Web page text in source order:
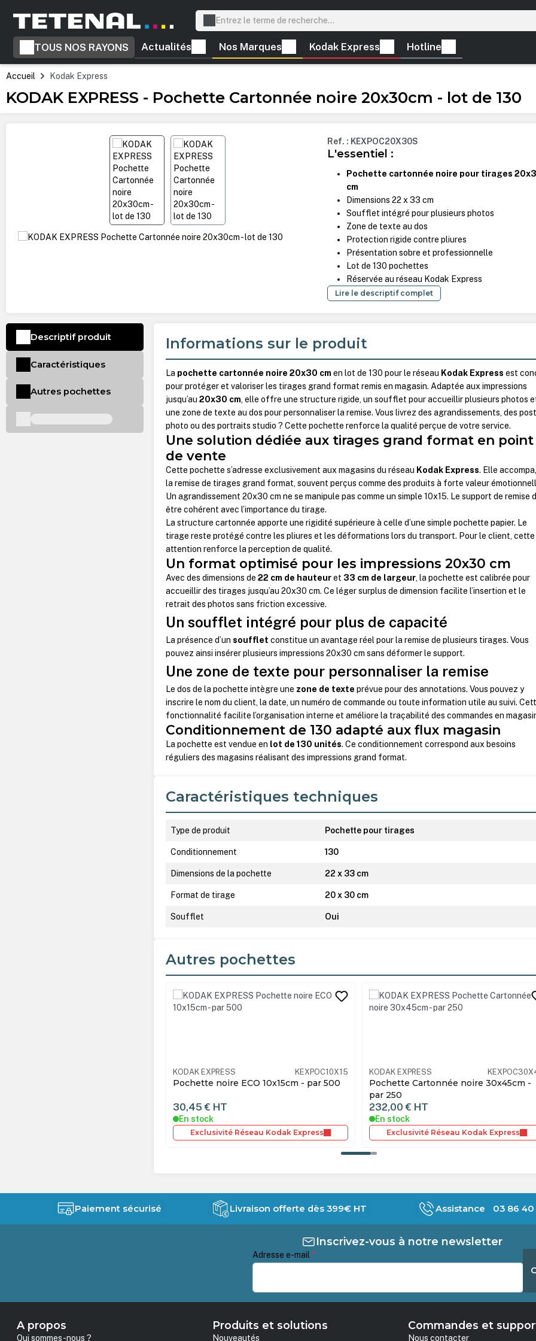
Passer à la navigation principale
TOUS NOS RAYONS Actualités Nos Marques Kodak Express Hotline
Accueil Kodak Express
KODAK EXPRESS - Pochette Cartonnée noire 20x30cm - lot de 130
Ignorer la galerie d'images Ref. : KEXPOC20X30S
L'essentiel :
Pochette cartonnée noire pour tirages
cm
Dimensions 22 x 33 cm
Soufflet intégré pour plusieurs photos
Zone de texte au dos
Protection rigide contre pliures
Présentation sobre et professionnelle
Lot de 130 pochettes
Réservée au réseau Kodak Express
Lire le descriptif complet
Informations sur le produit
La pochette cartonnée noire 20x30 cm en lot de 130 pour le réseau Kodak Express est
pour protéger et valoriser les tirages grand format remis en magasin. Adaptée aux impressions
jusqu’au20x30 cm, elle offre une structure rigide, un soufflet pour accueillir plusieurs photos
une zone de texte au dos pour personnaliser la remise. Vous livrez des agrandissements, des
photo ou des portraits studio ? Cette pochette renforce la qualité perçue de votre service.
Une solution dédiée aux tirages grand format en point
de vente
Cette pochette s’adresse exclusivement aux magasins du réseau Kodak Express. Elle
la remise de tirages grand format, souvent perçus comme des produits à forte valeur
Un agrandissement 20x30 cm ne se manipule pas comme un simple 10x15. Le support de remise
être cohérent avec l’importance du tirage.
La structure cartonnée apporte une rigidité supérieure à celle d’une simple pochette papier. Le
tirage reste protégé contre les pliures et les déformations lors du transport. Pour le client, cette
attention renforce la perception de qualité.
Un format optimisé pour les impressions 20x30 cm
Avec des dimensions de22 cm de hauteuret 33 cm de largeur, la pochette est calibrée pour
accueillir des tirages jusqu’au 20x30 cm. Ce léger surplus de dimension facilite l’insertion et le
retrait des photos sans friction excessive.
Un soufflet intégré pour plus de capacité
La présence d’unsoufflet constitue un avantage réel pour la remise de plusieurs tirages. Vous
pouvez ainsi insérer plusieurs impressions 20x30 cm sans déformer le support.
Une zone de texte pour personnaliser la remise
Le dos de la pochette intègre une zone de texte prévue pour des annotations. Vous pouvez y
inscrire le nom du client, la date, un numéro de commande ou toute information utile au suivi.
fonctionnalité facilite l’organisation interne et améliore la traçabilité des commandes en
Conditionnement de 130 adapté aux flux magasin
La pochette est vendue en lot de 130 unités. Ce conditionnement correspond aux besoins
réguliers des magasins réalisant des impressions grand format.
Caractéristiques techniques
Type de produit Pochette pour tirages
Conditionnement 130
Dimensions de la pochette 22 x 33 cm
Format de tirage 20 x 30 cm
Soufflet Oui
Autres pochettes
Ignorer la galerie de produits
KODAK EXPRESS KEXPOC30X45
Pochette Cartonnée noire 30x45cm -
232,00 €HT
En stock
Exclusivité Réseau Kodak Express
KODAK EXPRESS
Pochette 13x18cm avec porte négatif
Lot de 500
38,80 €HT
En stock
Exclusivité Réseau Kodak Express
Descriptif produit
Caractéristiques
Autres pochettes
Paiement sécurisé Livraison offerte dès 399€ HT Assistance 03 86 40
Inscrivez-vous à notre newsletter
Adresse e-mail *
A propos
Qui sommes-nous ?
Produits et solutions
Nouveautés
Commandes et
Nous contacter